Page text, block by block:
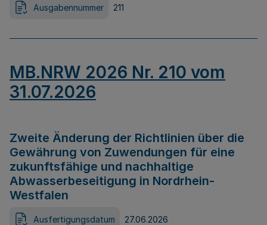
Ausgabennummer 211
MB.NRW 2026 Nr. 210 vom
31.07.2026
Zweite Änderung der Richtlinien über die
Gewährung von Zuwendungen für eine
zukunftsfähige und nachhaltige
Abwasserbeseitigung in Nordrhein-
Westfalen
Ausfertigungsdatum 27.06.2026